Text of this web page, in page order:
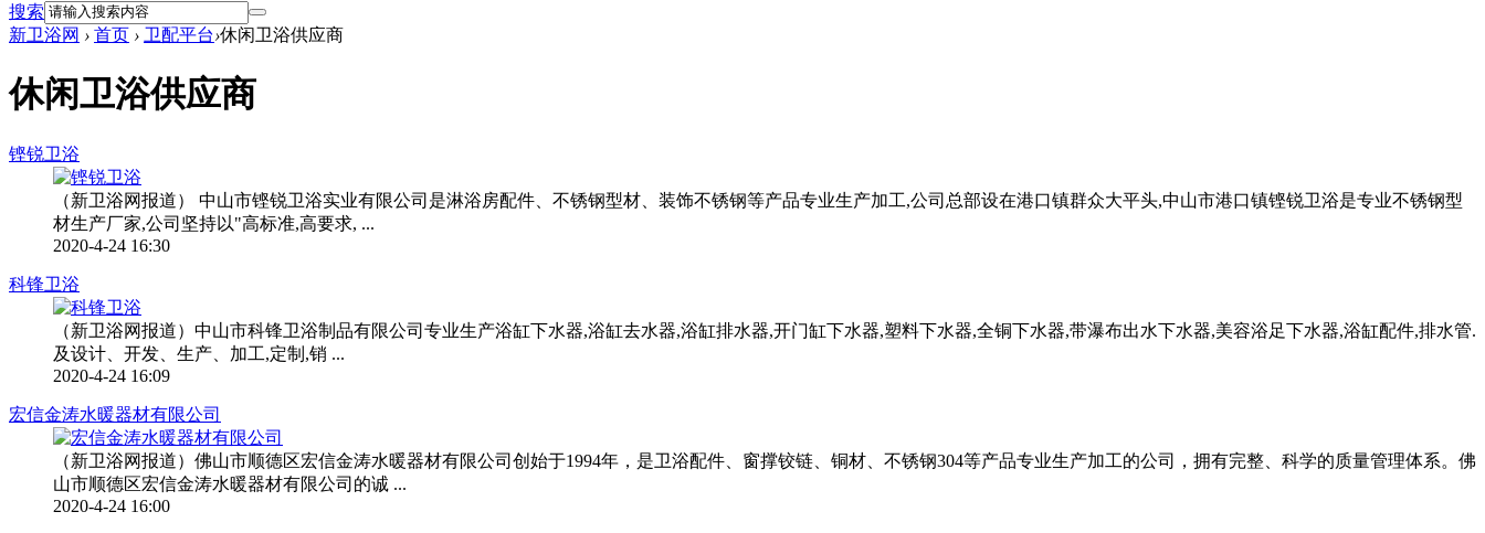
搜索
新卫浴网 › 首页 › 卫配平台›休闲卫浴供应商
休闲卫浴供应商
铿锐卫浴
（新卫浴网报道） 中山市铿锐卫浴实业有限公司是淋浴房配件、不锈钢型材、装饰不锈钢等产品专业生产加工,公司总部设在港口镇群众大平头,中山市港口镇铿锐卫浴是专业不锈钢型
材生产厂家,公司坚持以"高标准,高要求, ...
2020-4-24 16:30
科锋卫浴
（新卫浴网报道）中山市科锋卫浴制品有限公司专业生产浴缸下水器,浴缸去水器,浴缸排水器,开门缸下水器,塑料下水器,全铜下水器,带瀑布出水下水器,美容浴足下水器,浴缸配件,排水管.
及设计、开发、生产、加工,定制,销 ...
2020-4-24 16:09
宏信金涛水暖器材有限公司
（新卫浴网报道）佛山市顺德区宏信金涛水暖器材有限公司创始于1994年，是卫浴配件、窗撑铰链、铜材、不锈钢304等产品专业生产加工的公司，拥有完整、科学的质量管理体系。佛
山市顺德区宏信金涛水暖器材有限公司的诚 ...
2020-4-24 16:00